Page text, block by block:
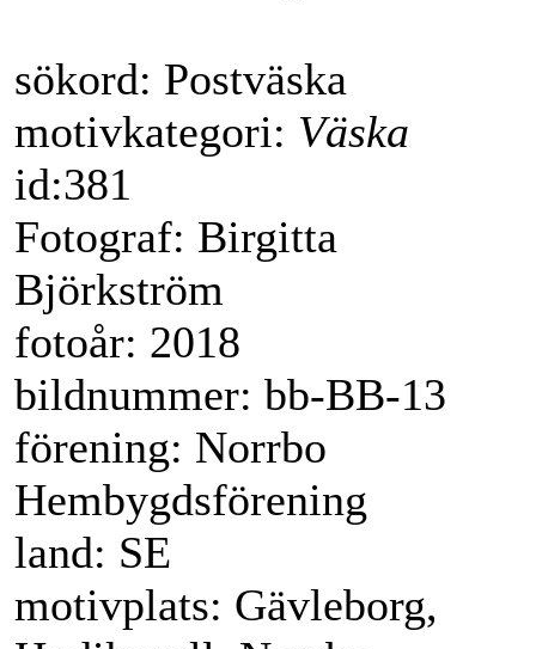
sökord: Postväska
motivkategori: Väska
id:381
Fotograf: Birgitta
Björkström
fotoår: 2018
bildnummer: bb-BB-13
förening: Norrbo
Hembygdsförening
land: SE
motivplats: Gävleborg,